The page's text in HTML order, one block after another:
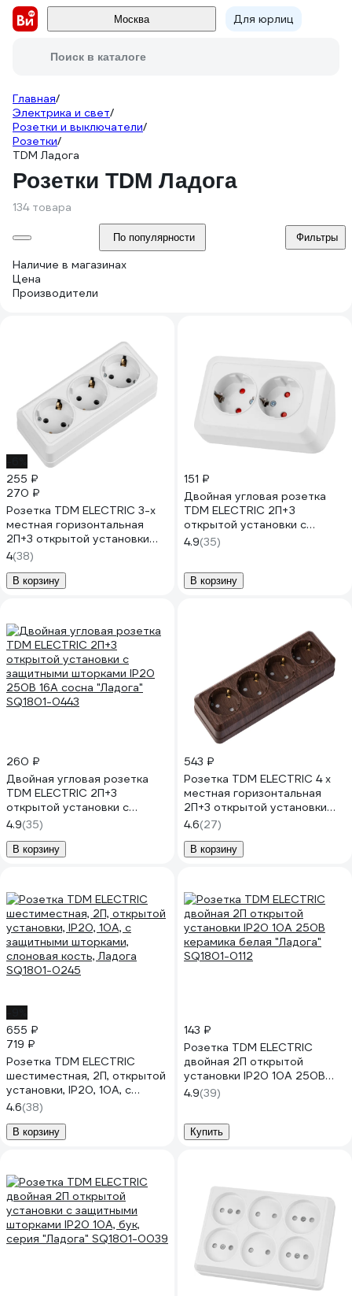
Москва Для юрлиц
Поиск в каталоге
Главная/
Электрика и свет/
Розетки и выключатели/
Розетки/
TDM Ладога
Розетки TDM Ладога
134 товара
По популярности Фильтры
Наличие в магазинах
Цена
Производители
255 ₽
270 ₽
Розетка TDM ELECTRIC 3-х
местная горизонтальная
2П+3 открытой установки
IP20 16A белая "Ладога"
SQ1801-0126
4(38)
В корзину
151 ₽
Двойная угловая розетка
TDM ELECTRIC 2П+З
открытой установки с
защитными шторками IP20
250В 16А белая "Ладога"
4.9(35)
В корзину
260 ₽
Двойная угловая розетка
TDM ELECTRIC 2П+3
открытой установки с
защитными шторками IP20
250В 16А сосна "Ладога"
SQ1801-0443
4.9(35)
В корзину
543 ₽
Розетка TDM ELECTRIC 4 х
местная горизонтальная
2П+3 открытой установки
IP20 16A с защитными
шторками бук, серия
"Ладога" SQ1801-0331
4.6(27)
В корзину
655 ₽
719 ₽
Розетка TDM ELECTRIC
шестиместная, 2П, открытой
установки, IP20, 10А, с
защитными шторками,
слоновая кость, Ладога
SQ1801-0245
4.6(38)
В корзину
143 ₽
Розетка TDM ELECTRIC
двойная 2П открытой
установки IP20 10А 250В
керамика белая "Ладога"
SQ1801-0112
4.9(39)
Купить